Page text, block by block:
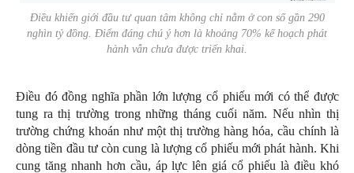
Điều khiến giới đầu tư quan tâm không chỉ nằm ở con số gần 290
nghìn tỷ đồng. Điểm đáng chú ý hơn là khoảng 70% kế hoạch phát
hành vẫn chưa được triển khai.
Điều đó đồng nghĩa phần lớn lượng cổ phiếu mới có thể được
tung ra thị trường trong những tháng cuối năm. Nếu nhìn thị
trường chứng khoán như một thị trường hàng hóa, cầu chính là
dòng tiền đầu tư còn cung là lượng cổ phiếu mới phát hành. Khi
cung tăng nhanh hơn cầu, áp lực lên giá cổ phiếu là điều khó